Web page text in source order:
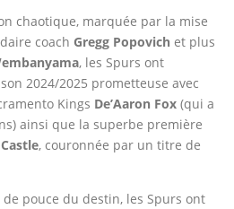
chaotique, marquée par la mise
coach Gregg Popovich et plus
, les Spurs ont
2024/2025 prometteuse avec
Kings De’Aaron Fox (qui a
ainsi que la superbe première
, couronnée par un titre de
pouce du destin, les Spurs ont